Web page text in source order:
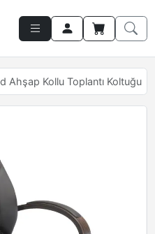
Ahşap Kollu Toplantı Koltuğu